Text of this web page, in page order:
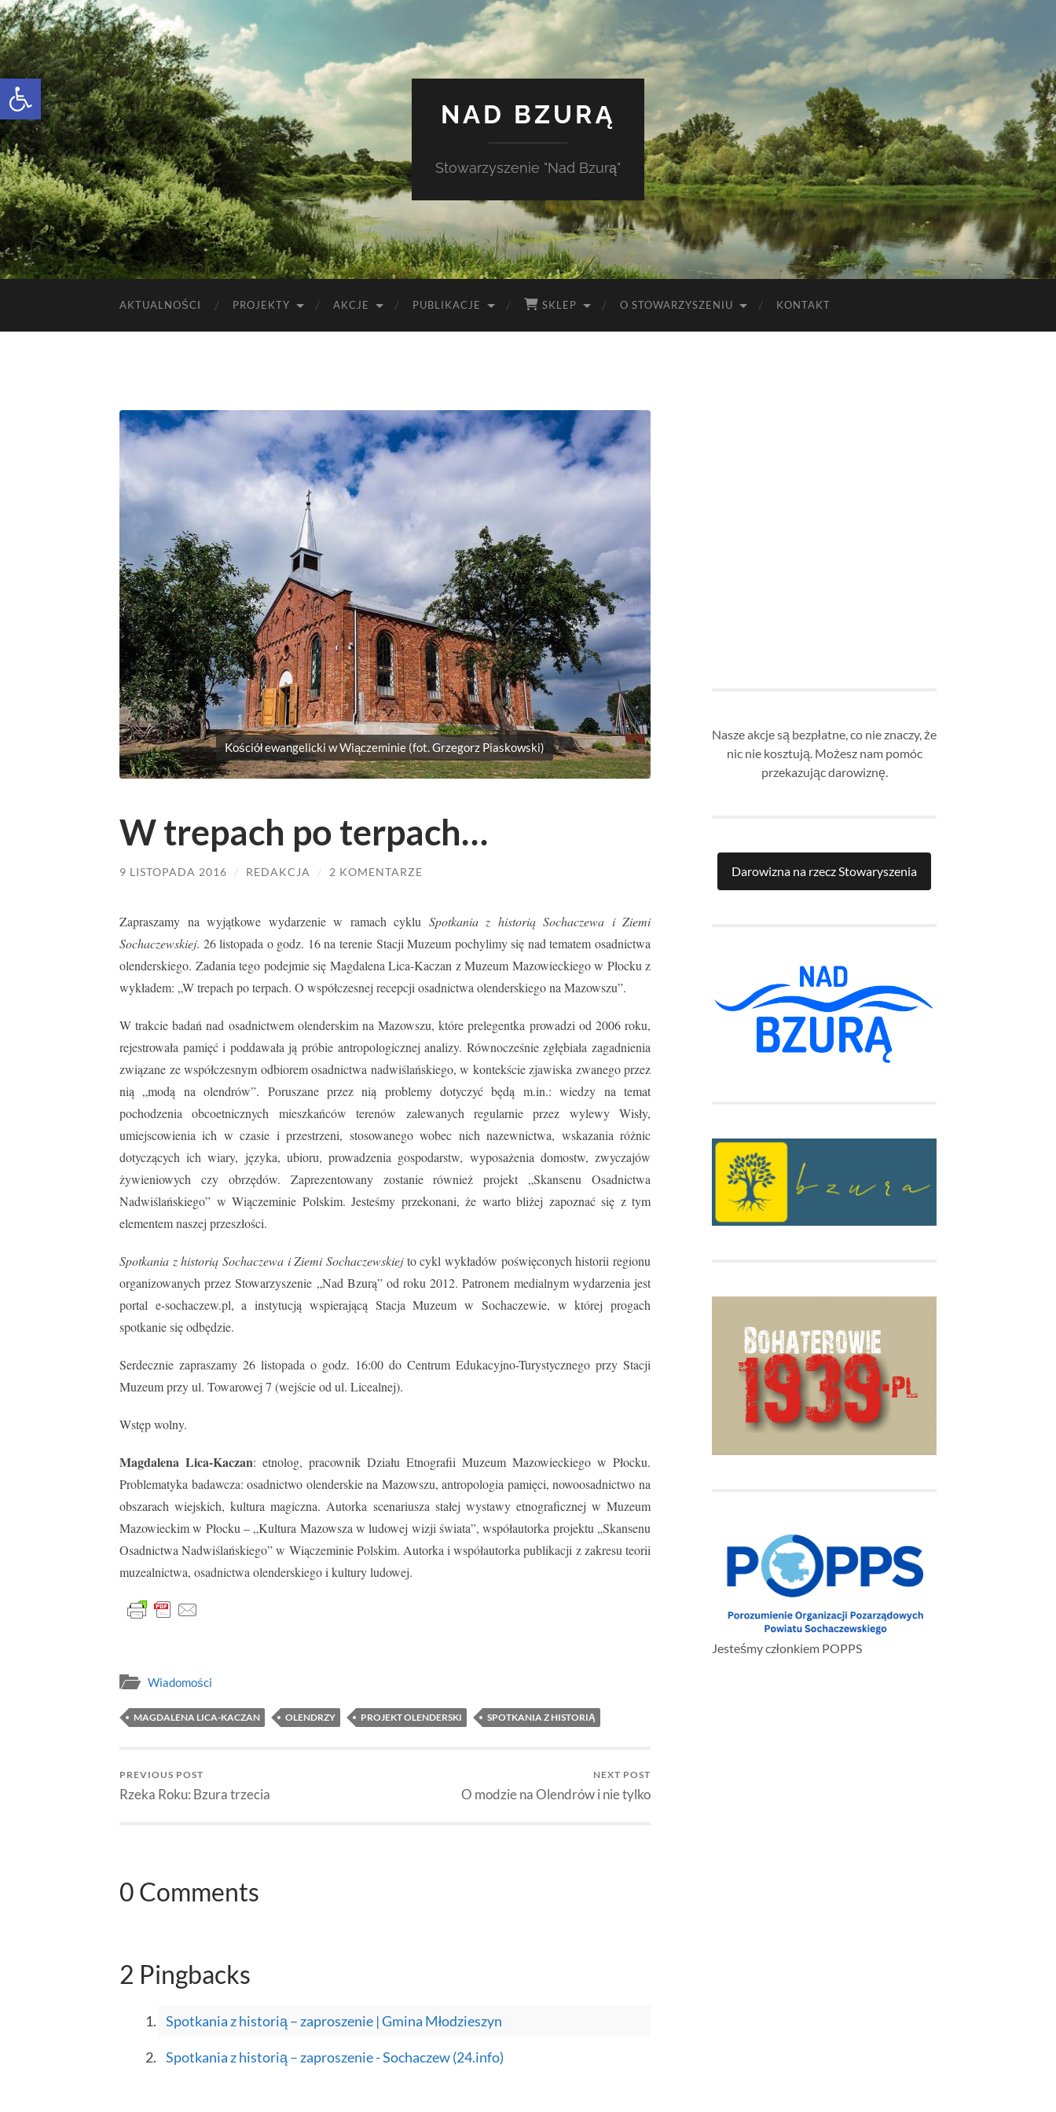
Otwórz pasek narzędzi
NAD BZURĄ
Stowarzyszenie "Nad Bzurą"
AKTUALNOŚCI PROJEKTY AKCJE PUBLIKACJE SKLEP O STOWARZYSZENIU KONTAKT
Kościół ewangelicki w Wiączeminie (fot. Grzegorz Piaskowski)
W trepach po terpach…
9 LISTOPADA 2016 / REDAKCJA / 2 KOMENTARZE
Zapraszamy na wyjątkowe wydarzenie w ramach cyklu Spotkania z historią Sochaczewa i Ziemi
Sochaczewskiej. 26 listopada o godz. 16 na terenie Stacji Muzeum pochylimy się nad tematem osadnictwa
olenderskiego. Zadania tego podejmie się Magdalena Lica-Kaczan z Muzeum Mazowieckiego w Płocku z
wykładem: „W trepach po terpach. O współczesnej recepcji osadnictwa olenderskiego na Mazowszu”.
W trakcie badań nad osadnictwem olenderskim na Mazowszu, które prelegentka prowadzi od 2006 roku,
rejestrowała pamięć i poddawała ją próbie antropologicznej analizy. Równocześnie zgłębiała zagadnienia
związane ze współczesnym odbiorem osadnictwa nadwiślańskiego, w kontekście zjawiska zwanego przez
nią „modą na olendrów”. Poruszane przez nią problemy dotyczyć będą m.in.: wiedzy na temat
pochodzenia obcoetnicznych mieszkańców terenów zalewanych regularnie przez wylewy Wisły,
umiejscowienia ich w czasie i przestrzeni, stosowanego wobec nich nazewnictwa, wskazania różnic
dotyczących ich wiary, języka, ubioru, prowadzenia gospodarstw, wyposażenia domostw, zwyczajów
żywieniowych czy obrzędów. Zaprezentowany zostanie również projekt „Skansenu Osadnictwa
Nadwiślańskiego” w Wiączeminie Polskim. Jesteśmy przekonani, że warto bliżej zapoznać się z tym
elementem naszej przeszłości.
Spotkania z historią Sochaczewa i Ziemi Sochaczewskiejto cykl wykładów poświęconych historii regionu
organizowanych przez Stowarzyszenie „Nad Bzurą” od roku 2012. Patronem medialnym wydarzenia jest
portal e-sochaczew.pl, a instytucją wspierającą Stacja Muzeum w Sochaczewie, w której progach
spotkanie się odbędzie.
Serdecznie zapraszamy 26 listopada o godz. 16:00 do Centrum Edukacyjno-Turystycznego przy Stacji
Muzeum przy ul. Towarowej 7 (wejście od ul. Licealnej).
Wstęp wolny.
Magdalena Lica-Kaczan: etnolog, pracownik Działu Etnografii Muzeum Mazowieckiego w Płocku.
Problematyka badawcza: osadnictwo olenderskie na Mazowszu, antropologia pamięci, nowoosadnictwo na
obszarach wiejskich, kultura magiczna. Autorka scenariusza stałej wystawy etnograficznej w Muzeum
Mazowieckim w Płocku – „Kultura Mazowsza w ludowej wizji świata”, współautorka projektu „Skansenu
Osadnictwa Nadwiślańskiego” w Wiączeminie Polskim. Autorka i współautorka publikacji z zakresu teorii
muzealnictwa, osadnictwa olenderskiego i kultury ludowej.
Wiadomości
MAGDALENA LICA-KACZAN OLENDRZY PROJEKT OLENDERSKI SPOTKANIA Z HISTORIĄ
PREVIOUS POST
Rzeka Roku: Bzura trzecia
NEXT POST
O modzie na Olendrów i nie tylko
0 Comments
2 Pingbacks
Spotkania z historią – zaproszenie | Gmina Młodzieszyn
Spotkania z historią – zaproszenie - Sochaczew (24.info)
Nasze akcje są bezpłatne, co nie znaczy, że
nic nie kosztują. Możesz nam pomóc
przekazując darowiznę.
Darowizna na rzecz Stowaryszenia
Jesteśmy członkiem POPPS